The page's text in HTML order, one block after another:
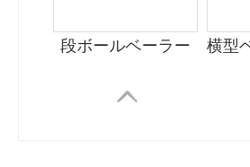
段ボールベーラー